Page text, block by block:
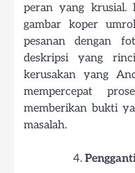
peran yang krusial.
gambar koper
pesanan dengan
deskripsi yang
kerusakan yang
mempercepat
memberikan bukti
masalah.